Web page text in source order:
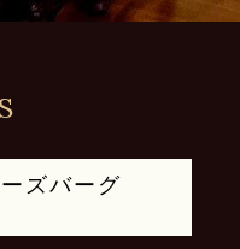
ズバーグ